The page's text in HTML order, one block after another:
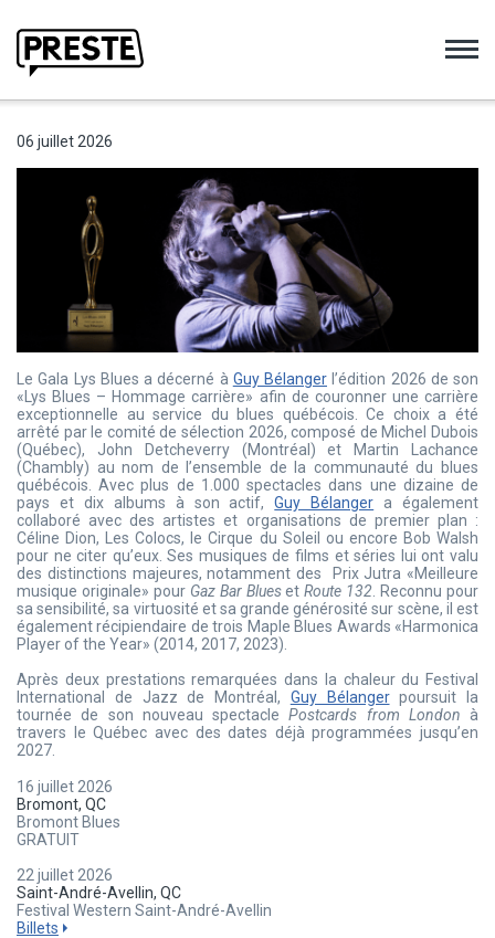
06 juillet 2026
Le Gala Lys Blues a décerné à Guy Bélanger l’édition 2026 de son
«Lys Blues – Hommage carrière» afin de couronner une carrière
exceptionnelle au service du blues québécois. Ce choix a été
arrêté par le comité de sélection 2026, composé de Michel Dubois
(Québec), John Detcheverry (Montréal) et Martin Lachance
(Chambly) au nom de l’ensemble de la communauté du blues
québécois. Avec plus de 1.000 spectacles dans une dizaine de
pays et dix albums à son actif,Guy Bélanger a également
collaboré avec des artistes et organisations de premier plan :
Céline Dion, Les Colocs, le Cirque du Soleil ou encore Bob Walsh
pour ne citer qu’eux. Ses musiques de films et séries lui ont valu
des distinctions majeures, notamment des Prix Jutra «Meilleure
musique originale» pour Gaz Bar BluesetRoute 132 . Reconnu pour
sa sensibilité, sa virtuosité et sa grande générosité sur scène, il est
également récipiendaire de trois Maple Blues Awards «Harmonica
Player of the Year» (2014, 2017, 2023).
Après deux prestations remarquées dans la chaleur du Festival
International de Jazz de Montréal, Guy Bélangerpoursuit la
tournée de son nouveau spectaclePostcards from London à
travers le Québec avec des dates déjà programmées jusqu’en
2027.
16 juillet 2026
Bromont, QC
Bromont Blues
GRATUIT
22 juillet 2026
Saint-André-Avellin, QC
Festival Western Saint-André-Avellin
Billets